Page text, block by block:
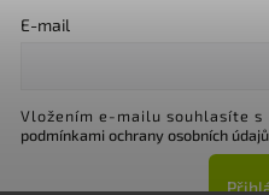
E-mail
Vložením e-mailu souhlasíte s
podmínkami ochrany osobních údajů